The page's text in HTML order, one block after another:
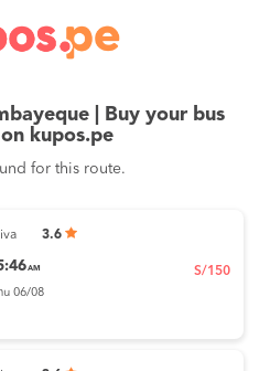
| Buy your bus
kupos.pe
for this route.
3.6
AM
06/08
S/150